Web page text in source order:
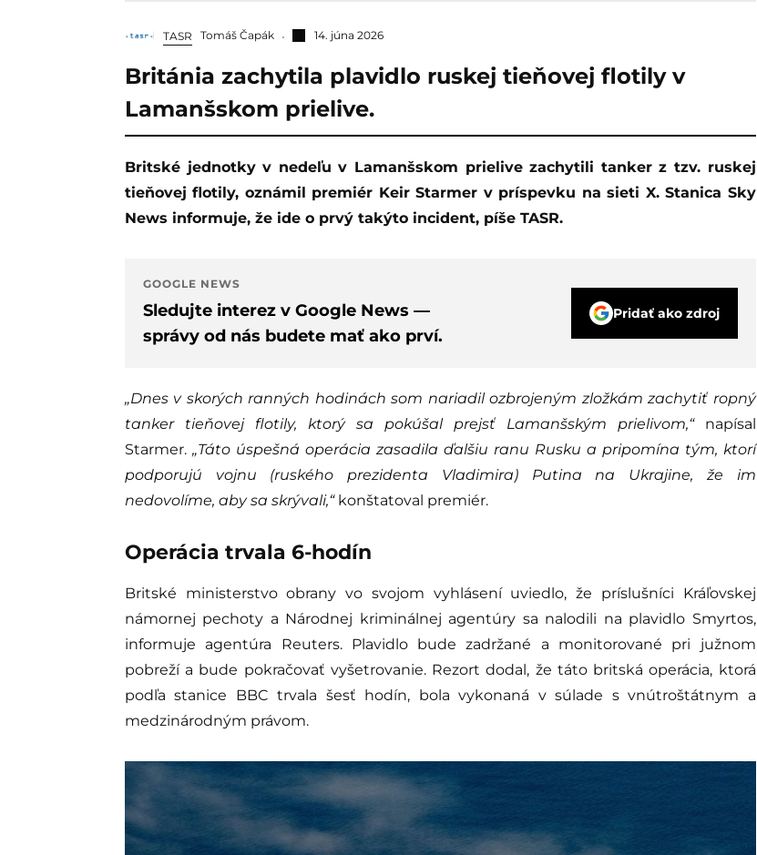
TASR Tomáš Čapák 14. júna 2026
Británia zachytila plavidlo ruskej tieňovej flotily v
Lamanšskom prielive.
Britské jednotky v nedeľu v Lamanšskom prielive zachytili tanker z tzv. ruskej
tieňovej flotily, oznámil premiér Keir Starmer v príspevku na sieti X. Stanica Sky
News informuje, že ide o prvý takýto incident, píše TASR.
GOOGLE NEWS
Sledujte interez v Google News —
správy od nás budete mať ako prví.
Pridať ako zdroj
„Dnes v skorých ranných hodinách som nariadil ozbrojeným zložkám zachytiť ropný
tanker tieňovej flotily, ktorý sa pokúšal prejsť Lamanšským prielivom,“napísal
Starmer. „Táto úspešná operácia zasadila ďalšiu ranu Rusku a pripomína tým, ktorí
podporujú vojnu (ruského prezidenta Vladimira) Putina na Ukrajine, že im
nedovolíme, aby sa skrývali,“konštatoval premiér.
Operácia trvala 6-hodín
Britské ministerstvo obrany vo svojom vyhlásení uviedlo, že príslušníci Kráľovskej
námornej pechoty a Národnej kriminálnej agentúry sa nalodili na plavidlo Smyrtos,
informuje agentúra Reuters. Plavidlo bude zadržané a monitorované pri južnom
pobreží a bude pokračovať vyšetrovanie. Rezort dodal, že táto britská operácia, ktorá
podľa stanice BBC trvala šesť hodín, bola vykonaná v súlade s vnútroštátnym a
medzinárodným právom.